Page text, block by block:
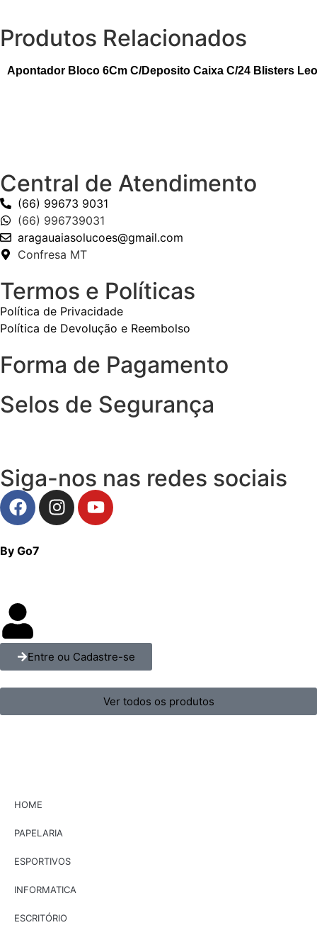
Produtos Relacionados
Apontador Bloco 6Cm C/Deposito Caixa C/24 Blisters
Central de Atendimento
(66) 99673 9031
(66) 996739031
aragauaiasolucoes@gmail.com
Confresa MT
Termos e Políticas
Política de Privacidade
Política de Devolução e Reembolso
Forma de Pagamento
Selos de Segurança
Siga-nos nas redes sociais
By Go7
Entre ou Cadastre-se
Ver todos os produtos
HOME
PAPELARIA
ESPORTIVOS
INFORMATICA
ESCRITÓRIO